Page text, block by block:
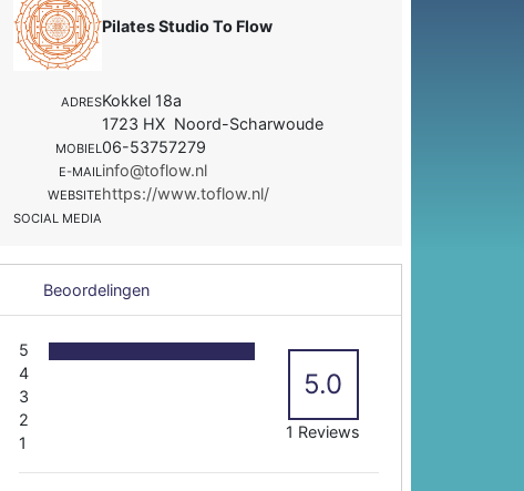
Pilates Studio To Flow
ADRESKokkel 18a
1723 HX Noord-Scharwoude
MOBIEL06-53757279
E-MAILinfo@toflow.nl
WEBSITEhttps://www.toflow.nl/
SOCIAL MEDIA
Beoordelingen
5
4
3
2
1
5.0
1 Reviews